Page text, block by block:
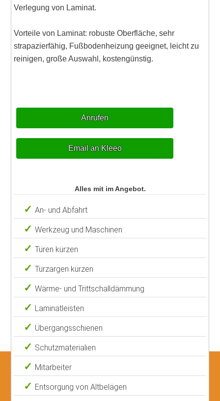
Verlegung von Laminat.
Vorteile von Laminat: robuste Oberfläche, sehr
strapazierfähig, Fußbodenheizung geeignet, leicht zu
reinigen, große Auswahl, kostengünstig.
Anrufen
Email an Kleeo
Alles mit im Angebot.
An- und Abfahrt
Werkzeug und Maschinen
Türen kürzen
Türzargen kürzen
Wärme- und Trittschalldämmung
Laminatleisten
Übergangsschienen
Schutzmaterialien
Mitarbeiter
Entsorgung von Altbelägen